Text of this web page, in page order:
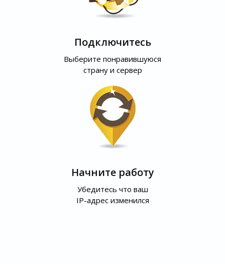
Подключитесь
Выберите понравившуюся
страну и сервер
Начните работу
Убедитесь что ваш
IP-адрес изменился